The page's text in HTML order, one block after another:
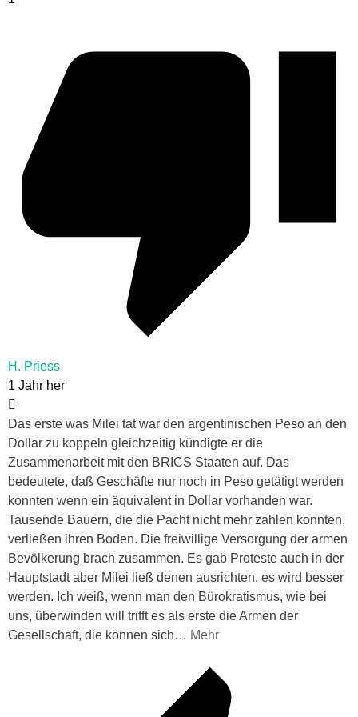
H. Priess
1 Jahr her
Das erste was Milei tat war den argentinischen Peso an den
Dollar zu koppeln gleichzeitig kündigte er die
Zusammenarbeit mit den BRICS Staaten auf. Das
bedeutete, daß Geschäfte nur noch in Peso getätigt werden
konnten wenn ein äquivalent in Dollar vorhanden war.
Tausende Bauern, die die Pacht nicht mehr zahlen konnten,
verließen ihren Boden. Die freiwillige Versorgung der armen
Bevölkerung brach zusammen. Es gab Proteste auch in der
Hauptstadt aber Milei ließ denen ausrichten, es wird besser
werden. Ich weiß, wenn man den Bürokratismus, wie bei
uns, überwinden will trifft es als erste die Armen der
Gesellschaft, die können sich… Mehr